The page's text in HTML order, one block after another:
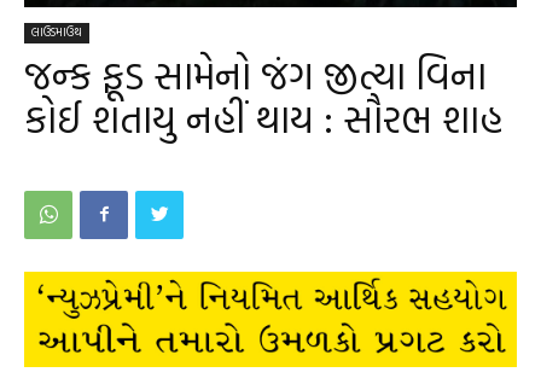
લાઉડમાઉથ
જન્ક ફૂડ સામેનો જંગ જીત્યા વિના
કોઈ શતાયુ નહીં થાય : સૌરભ શાહ